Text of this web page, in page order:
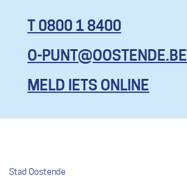
KOM HIER
MET AL JE
VRAGEN, EN
ZELFS OM
MAAR BEN
T 0800 1 8400
O-PUNT@OOSTENDE.BE
MELD IETS ONLINE
Stad Oostende